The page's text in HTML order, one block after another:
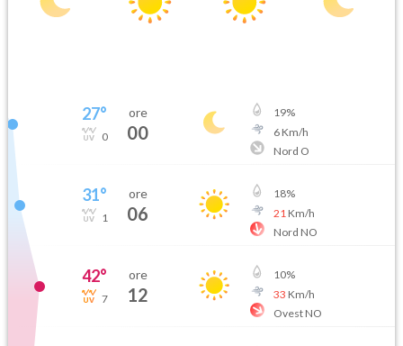
27°
0
ore
00
19%
6Km/h
Nord O
31°
1
ore
06
18%
21 Km/h
Nord NO
42°
7
ore
12
10%
33 Km/h
Ovest NO